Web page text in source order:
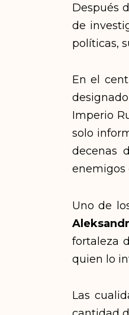
Después
de
políticas,
En el
Imperio
solo
decenas
enemigos
Uno de
fortaleza
quien lo
Las